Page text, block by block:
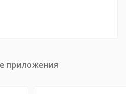
приложения